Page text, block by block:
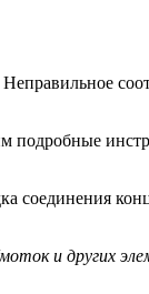
подробные
соединения
и других